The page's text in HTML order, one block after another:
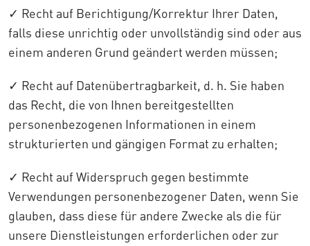
✓ Recht auf Berichtigung/Korrektur Ihrer Daten,
falls diese unrichtig oder unvollständig sind oder aus
einem anderen Grund geändert werden müssen;
✓ Recht auf Datenübertragbarkeit, d. h. Sie haben
das Recht, die von Ihnen bereitgestellten
personenbezogenen Informationen in einem
strukturierten und gängigen Format zu erhalten;
✓ Recht auf Widerspruch gegen bestimmte
Verwendungen personenbezogener Daten, wenn Sie
glauben, dass diese für andere Zwecke als die für
unsere Dienstleistungen erforderlichen oder zur